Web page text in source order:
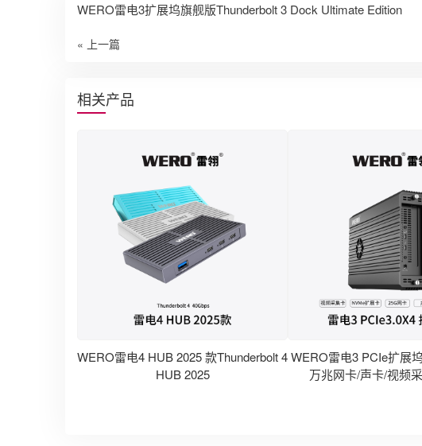
WERO雷电3扩展坞旗舰版Thunderbolt 3 Dock Ultimate Edition
« 上一篇
相关产品
WERO雷电4 HUB 2025 款Thunderbolt 4
HUB 2025
WERO雷电3 PCIe扩展
万兆网卡/声卡/视频